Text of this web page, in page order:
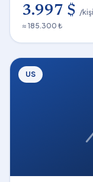
3.997 $ /kişi
≈ 185.300 ₺
US